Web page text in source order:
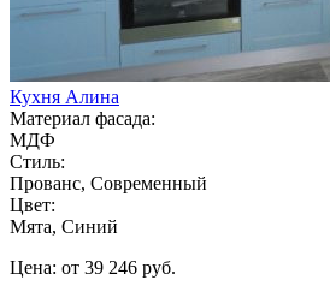
Кухня Алина
Материал фасада:
МДФ
Стиль:
Прованс, Современный
Цвет:
Мята, Синий
Цена: от 39 246 руб.